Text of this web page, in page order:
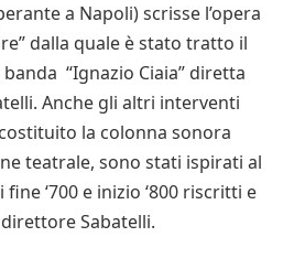
a Napoli) scrisse l’opera
dalla quale è stato tratto il
“Ignazio Ciaia” diretta
Anche gli altri interventi
la colonna sonora
teatrale, sono stati ispirati al
‘700 e inizio ‘800 riscritti e
Sabatelli.